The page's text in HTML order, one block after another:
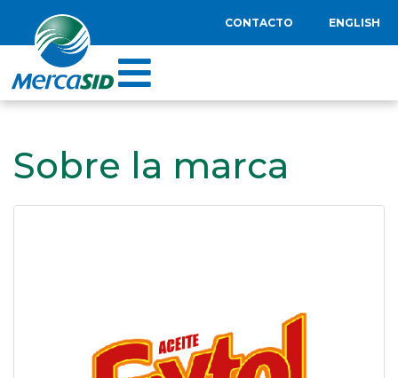
CONTACTO ENGLISH
Sobre la marca